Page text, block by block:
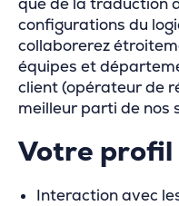
que de la traduction
configurations du
collaborerez
équipes et
client (opérateur de
meilleur parti de nos
Votre profil
Interaction avec